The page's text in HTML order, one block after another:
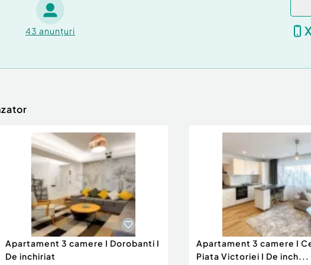
caramida Porotherm.
video de supraveghere
cu imobile noi, linistita si
43 anunțuri
Apartament 3 camere I Dorobanti I
De inchiriat
Apartament 3 camere I
Piata Victoriei I De inch...